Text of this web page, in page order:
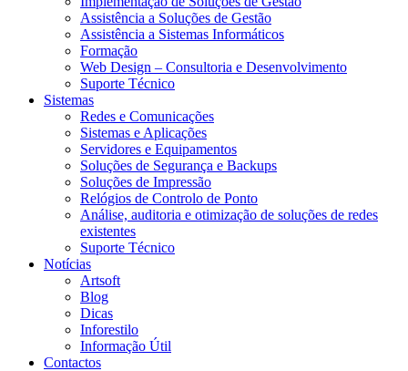
Assistência a Soluções de Gestão
Assistência a Sistemas Informáticos
Formação
Web Design – Consultoria e Desenvolvimento
Suporte Técnico
Sistemas
Redes e Comunicações
Sistemas e Aplicações
Servidores e Equipamentos
Soluções de Segurança e Backups
Soluções de Impressão
Relógios de Controlo de Ponto
Análise, auditoria e otimização de soluções de redes
existentes
Suporte Técnico
Notícias
Artsoft
Blog
Dicas
Inforestilo
Informação Útil
Contactos